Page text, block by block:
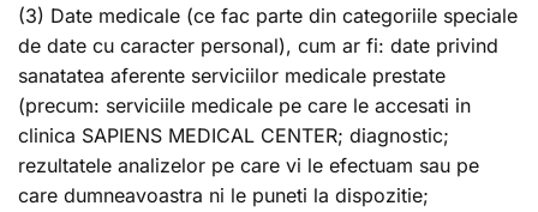
(3) Date medicale (ce fac parte din categoriile speciale
de date cu caracter personal), cum ar fi: date privind
sanatatea aferente serviciilor medicale prestate
(precum: serviciile medicale pe care le accesati in
clinica SAPIENS MEDICAL CENTER; diagnostic;
rezultatele analizelor pe care vi le efectuam sau pe
care dumneavoastra ni le puneti la dispozitie;